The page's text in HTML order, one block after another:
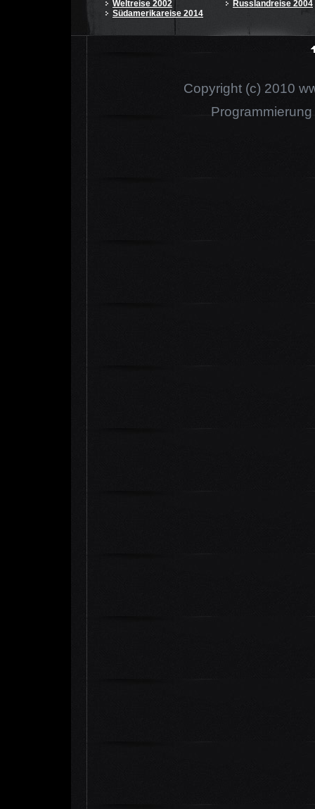
Weltreise 2002
Russlandreise 2004
Südamerikareise 2014
Copyright (c) 2010